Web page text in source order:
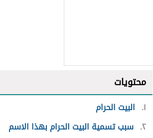
محتويات
١ البيت الحرام
٢ سبب تسمية البيت الحرام بهذا الاسم